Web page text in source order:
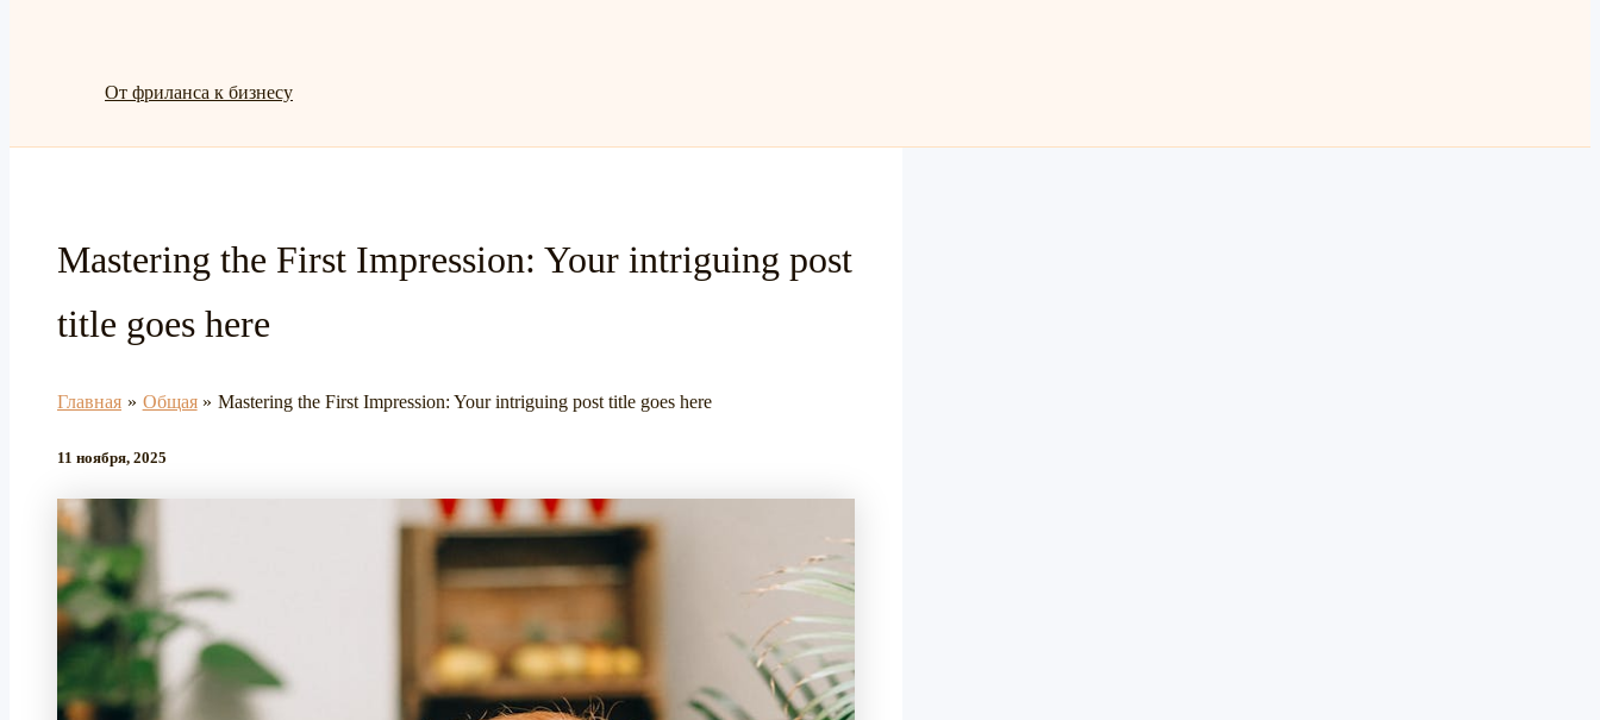
От фриланса к бизнесу
Mastering the First Impression: Your intriguing post
title goes here
Главная Общая Mastering the First Impression: Your intriguing post title goes here
11 ноября, 2025